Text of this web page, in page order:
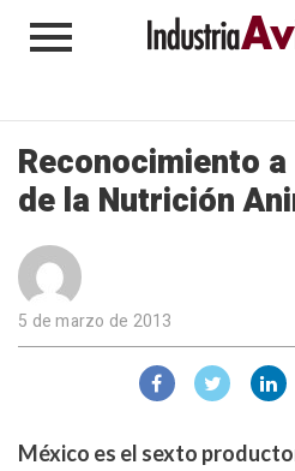
Reconocimiento
de la Nutrición
5 de marzo de 2013
México es el sexto